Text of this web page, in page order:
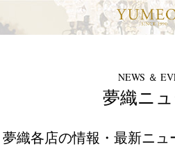
NEWS ＆
夢織ニ
夢織各店の情報・最新ニ